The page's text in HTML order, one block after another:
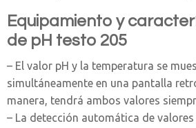
Equipamiento y
de pH testo 205
– El valor pH y la temperatura se
simultáneamente en una pantalla
manera, tendrá ambos valores
– La detección automática de